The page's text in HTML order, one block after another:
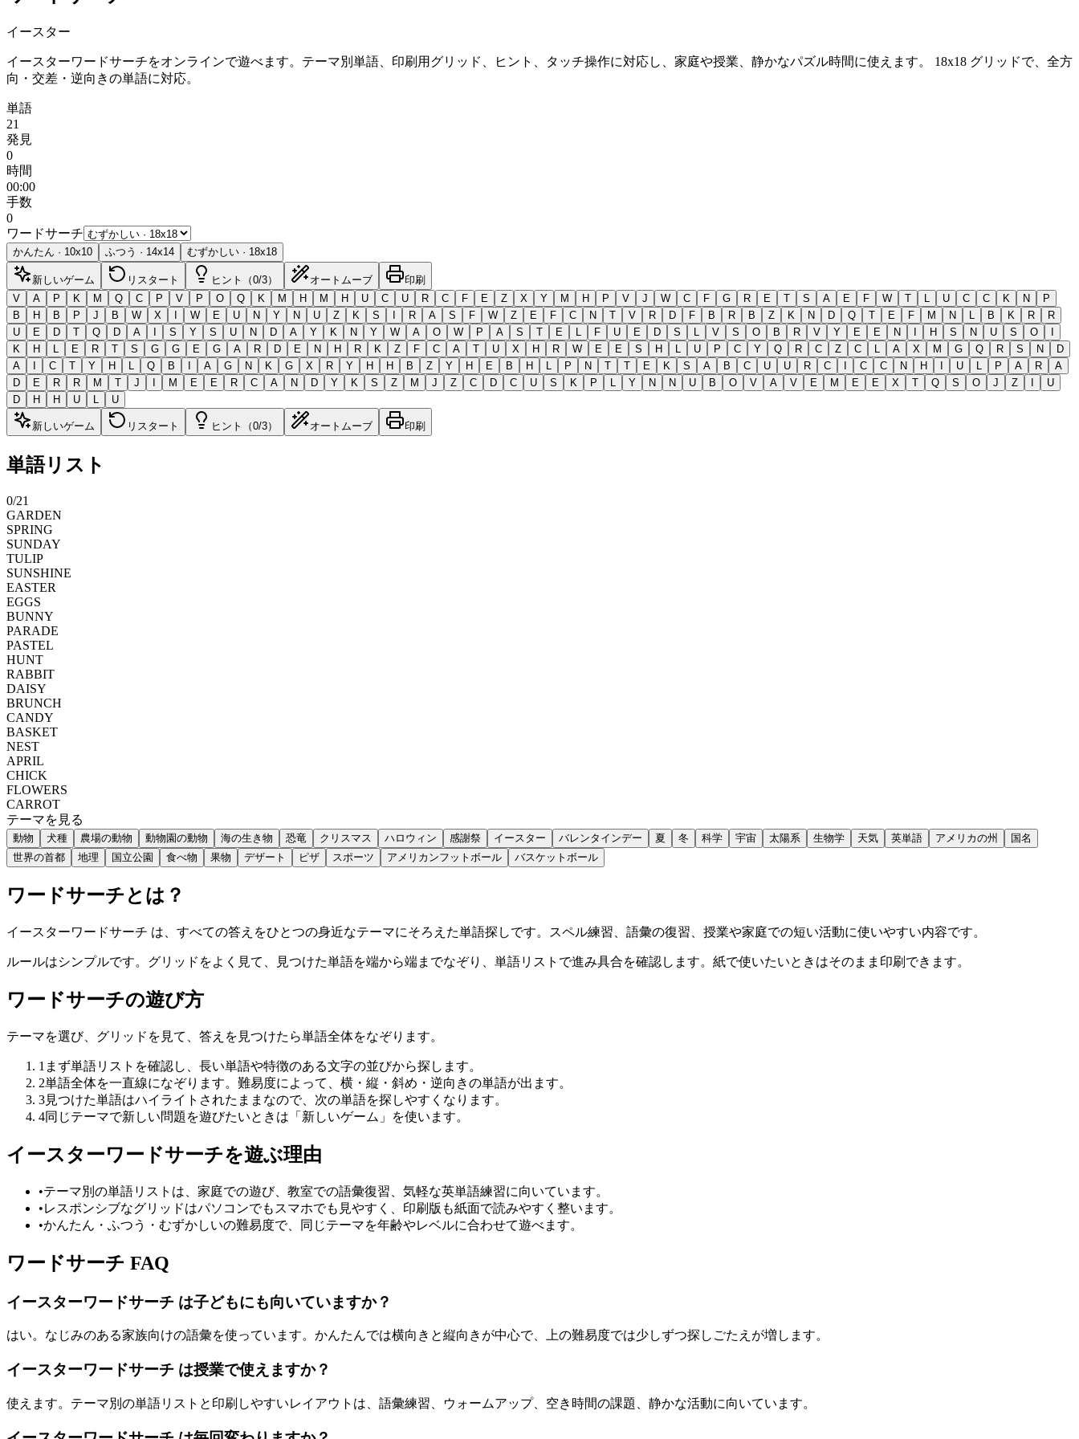
イースター
イースターワードサーチをオンラインで遊べます。テーマ別単語、印刷用グリッド、ヒント、タッチ操作に対応し、家庭や授業、静かなパズル時間に使えます。
18x18 グリッドで、全方
向・交差・逆向きの単語に対応。
単語
21
発見
0
時間
00:00
手数
0
ワードサーチ
かんたん · 10x10 ふつう · 14x14 むずかしい · 18x18
新しいゲーム リスタート ヒント（0/3） オートムーブ
印刷
V
A P K M Q C P V P O Q K M H M H U C U R C F E Z X Y M H P V J W C F G R E T S A E F W T L U C C K N
P
B
H B P J B W X I W E U N Y N U Z K S I R A S F W Z E F C N T V R D F B R B Z K N D Q T E F M N L B K R
R
U
E D T Q D A I S Y S U N D A Y K N Y W A O W P A S T E L F U E D S L V S O B R V Y E E N I H S N U S O
I
K
H L E R T S G G E G A R D E N H R K Z F C A T U X H R W E E S H L U P C Y Q R C Z C L A X M G Q R S N
D
A
I C T Y H L Q B I A G N K G X R Y H H B Z Y H E B H L P N T T E K S A B C U U R C I C C N H I U L P A R
A
D
E R R M T J I M E E R C A N D Y K S Z M J Z C D C U S K P L Y N N U B O V A V E M E E X T Q S O J Z I
U
D
H H U L U
新しいゲーム リスタート ヒント（0/3） オートムーブ 印刷
単語リスト
0/21
GARDEN
SPRING
SUNDAY
TULIP
SUNSHINE
EASTER
EGGS
BUNNY
PARADE
PASTEL
HUNT
RABBIT
DAISY
BRUNCH
CANDY
BASKET
NEST
APRIL
CHICK
FLOWERS
CARROT
テーマを見る
動物 犬種 農場の動物 動物園の動物 海の生き物 恐竜 クリスマス ハロウィン 感謝祭 イースター バレンタインデー 夏 冬 科学 宇宙 太陽系 生物学 天気 英単語 アメリカの州
国名
世界の首都
地理 国立公園 食べ物 果物 デザート ピザ スポーツ アメリカンフットボール バスケットボール
ワードサーチとは？
イースターワードサーチ は、すべての答えをひとつの身近なテーマにそろえた単語探しです。スペル練習、語彙の復習、授業や家庭での短い活動に使いやすい内容です。
ルールはシンプルです。グリッドをよく見て、見つけた単語を端から端までなぞり、単語リストで進み具合を確認します。紙で使いたいときはそのまま印刷できます。
ワードサーチの遊び方
テーマを選び、グリッドを見て、答えを見つけたら単語全体をなぞります。
1 まず単語リストを確認し、長い単語や特徴のある文字の並びから探します。
2単語全体を一直線になぞります。難易度によって、横・縦・斜め・逆向きの単語が出ます。
3見つけた単語はハイライトされたままなので、次の単語を探しやすくなります。
4同じテーマで新しい問題を遊びたいときは「新しいゲーム」を使います。
イースターワードサーチを遊ぶ理由
•テーマ別の単語リストは、家庭での遊び、教室での語彙復習、気軽な英単語練習に向いています。
•レスポンシブなグリッドはパソコンでもスマホでも見やすく、印刷版も紙面で読みやすく整います。
•かんたん・ふつう・むずかしいの難易度で、同じテーマを年齢やレベルに合わせて遊べます。
ワードサーチ FAQ
イースターワードサーチ は子どもにも向いていますか？
はい。なじみのある家族向けの語彙を使っています。かんたんでは横向きと縦向きが中心で、上の難易度では少しずつ探しごたえが増します。
イースターワードサーチ は授業で使えますか？
使えます。テーマ別の単語リストと印刷しやすいレイアウトは、語彙練習、ウォームアップ、空き時間の課題、静かな活動に向いています。